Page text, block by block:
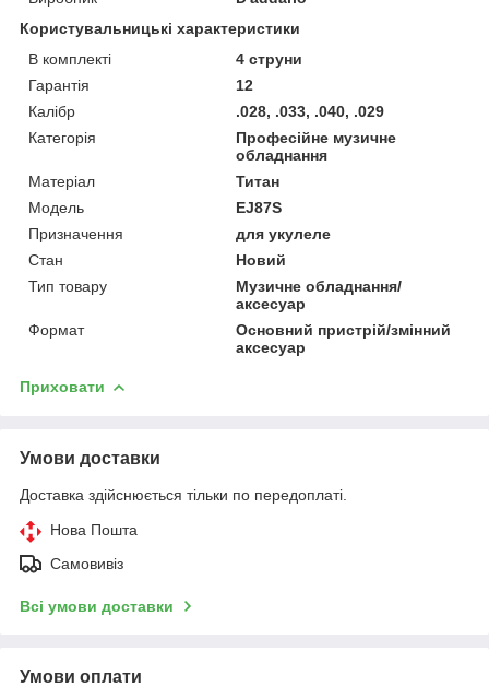
Користувальницькі характеристики
В комплекті
4 струни
Гарантія
12
Калібр
.028, .033, .040, .029
Категорія
Професійне музичне
обладнання
Матеріал
Титан
Мoдель
EJ87S
Призначення
для укулеле
Стан
Новий
Тип товару
Музичне обладнання/
аксесуар
Формат
Основний пристрій/змінний
аксесуар
Приховати
Умови доставки
Доставка здійснюється тільки по передоплаті.
Нова Пошта
Самовивіз
Всі умови доставки
Умови оплати